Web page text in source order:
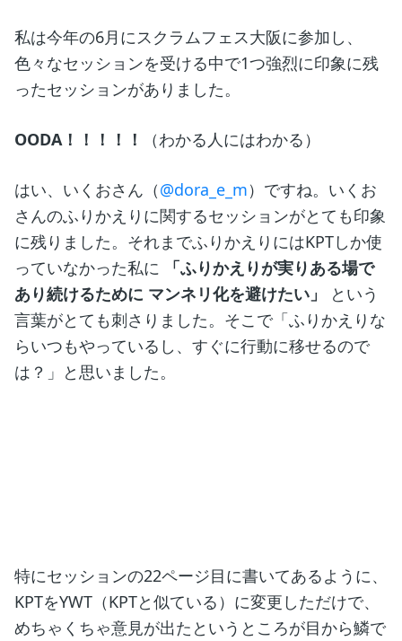
私は今年の6月にスクラムフェス大阪に参加し、
色々なセッションを受ける中で1つ強烈に印象に残
ったセッションがありました。
OODA！！！！！ （わかる人にはわかる）
はい、いくおさん（@dora_e_m）ですね。いくお
さんのふりかえりに関するセッションがとても印象
に残りました。それまでふりかえりにはKPTしか使
っていなかった私に
「ふりかえりが実りある場で
あり続けるために マンネリ化を避けたい」
という
言葉がとても刺さりました。そこで「ふりかえりな
らいつもやっているし、すぐに行動に移せるので
は？」と思いました。
特にセッションの22ページ目に書いてあるように、
KPTをYWT（KPTと似ている）に変更しただけで、
めちゃくちゃ意見が出たというところが目から鱗で